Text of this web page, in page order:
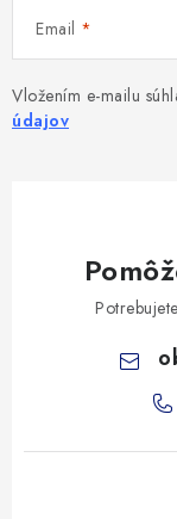
Email
Vložením e-mailu
údajov